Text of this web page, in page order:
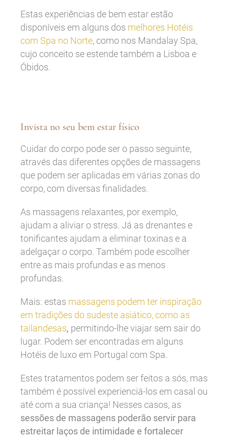
Estas experiências de bem estar estão
disponíveis em alguns dos melhores Hotéis
com Spa no Norte, como nos Mandalay Spa,
cujo conceito se estende também a Lisboa e
Óbidos.
Invista no seu bem estar físico
Cuidar do corpo pode ser o passo seguinte,
através das diferentes opções de massagens
que podem ser aplicadas em várias zonas do
corpo, com diversas finalidades.
As massagens relaxantes, por exemplo,
ajudam a aliviar o stress. Já as drenantes e
tonificantes ajudam a eliminar toxinas e a
adelgaçar o corpo. Também pode escolher
entre as mais profundas e as menos
profundas.
Mais: estas massagens podem ter inspiração
em tradições do sudeste asiático, como as
tailandesas, permitindo-lhe viajar sem sair do
lugar. Podem ser encontradas em alguns
Hotéis de luxo em Portugal com Spa.
Estes tratamentos podem ser feitos a sós, mas
também é possível experienciá-los em casal ou
até com a sua criança! Nesses casos, as
sessões de massagens poderão servir para
estreitar laços de intimidade e fortalecer